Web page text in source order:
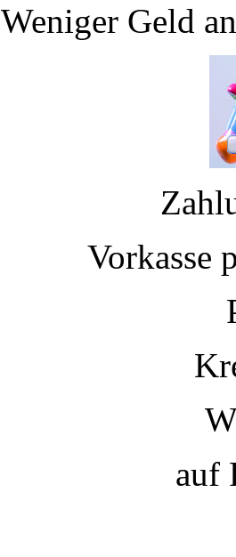
Weniger Geld
Vorkasse
auf